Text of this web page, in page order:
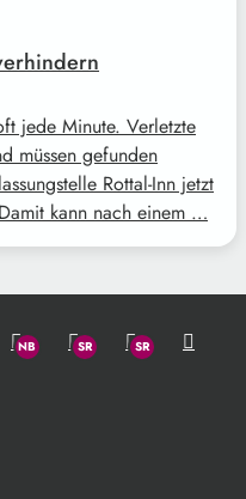
jede Minute. Verletzte
müssen gefunden
Rottal-Inn jetzt
kann nach einem …